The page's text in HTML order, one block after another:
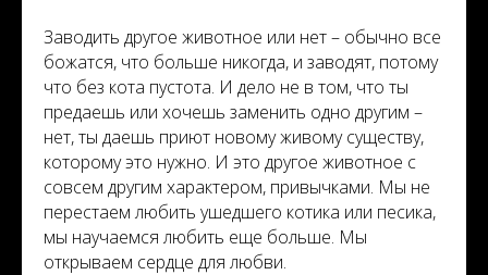
Заводить другое животное или нет – обычно все
божатся, что больше никогда, и заводят, потому
что без кота пустота. И дело не в том, что ты
предаешь или хочешь заменить одно другим –
нет, ты даешь приют новому живому существу,
которому это нужно. И это другое животное с
совсем другим характером, привычками. Мы не
перестаем любить ушедшего котика или песика,
мы научаемся любить еще больше. Мы
открываем сердце для любви.